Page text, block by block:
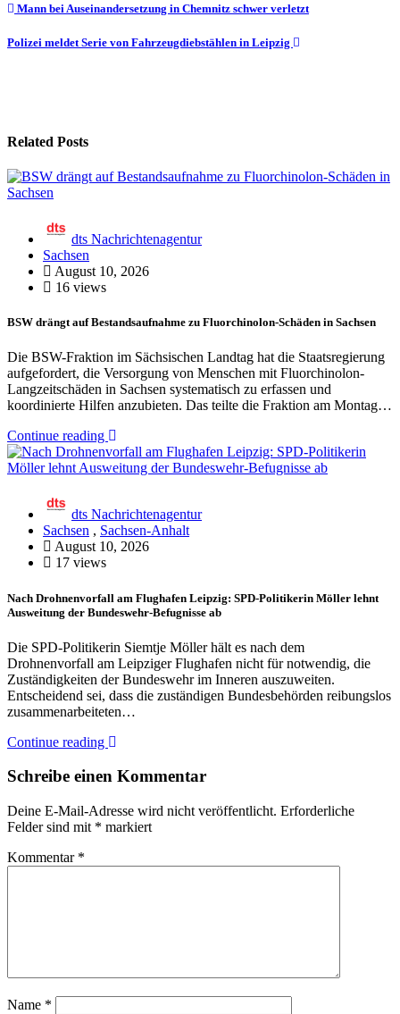
Beitragsnavigation
Mann bei Auseinandersetzung in Chemnitz schwer verletzt
Polizei meldet Serie von Fahrzeugdiebstählen in Leipzig
Related Posts
dts Nachrichtenagentur
Sachsen
August 10, 2026
16 views
BSW drängt auf Bestandsaufnahme zu Fluorchinolon-Schäden in Sachsen
Die BSW-Fraktion im Sächsischen Landtag hat die Staatsregierung
aufgefordert, die Versorgung von Menschen mit Fluorchinolon-
Langzeitschäden in Sachsen systematisch zu erfassen und
koordinierte Hilfen anzubieten. Das teilte die Fraktion am Montag…
Continue reading
dts Nachrichtenagentur
Sachsen , Sachsen-Anhalt
August 10, 2026
17 views
Nach Drohnenvorfall am Flughafen Leipzig: SPD-Politikerin Möller lehnt
Ausweitung der Bundeswehr-Befugnisse ab
Die SPD-Politikerin Siemtje Möller hält es nach dem
Drohnenvorfall am Leipziger Flughafen nicht für notwendig, die
Zuständigkeiten der Bundeswehr im Inneren auszuweiten.
Entscheidend sei, dass die zuständigen Bundesbehörden reibungslos
zusammenarbeiteten…
Continue reading
Schreibe einen Kommentar
Deine E-Mail-Adresse wird nicht veröffentlicht. Erforderliche
Felder sind mit * markiert
Kommentar *
Name *